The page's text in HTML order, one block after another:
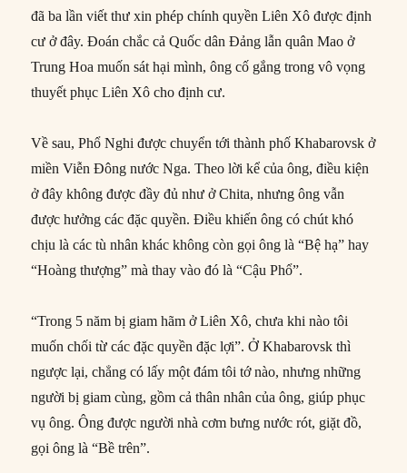
đã ba lần viết thư xin phép chính quyền Liên Xô được định
cư ở đây. Đoán chắc cả Quốc dân Đảng lẫn quân Mao ở
Trung Hoa muốn sát hại mình, ông cố gắng trong vô vọng
thuyết phục Liên Xô cho định cư.
Về sau, Phổ Nghi được chuyển tới thành phố Khabarovsk ở
miền Viễn Đông nước Nga. Theo lời kể của ông, điều kiện
ở đây không được đầy đủ như ở Chita, nhưng ông vẫn
được hưởng các đặc quyền. Điều khiến ông có chút khó
chịu là các tù nhân khác không còn gọi ông là “Bệ hạ” hay
“Hoàng thượng” mà thay vào đó là “Cậu Phổ”.
“Trong 5 năm bị giam hãm ở Liên Xô, chưa khi nào tôi
muốn chối từ các đặc quyền đặc lợi”. Ở Khabarovsk thì
ngược lại, chẳng có lấy một đám tôi tớ nào, nhưng những
người bị giam cùng, gồm cả thân nhân của ông, giúp phục
vụ ông. Ông được người nhà cơm bưng nước rót, giặt đồ,
gọi ông là “Bề trên”.